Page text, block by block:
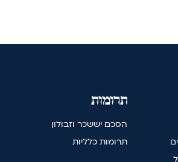
תרומות
הסכם יששכר וזבולון
תרומות כלליות